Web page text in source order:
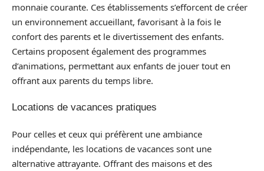
monnaie courante. Ces établissements s’efforcent de créer
un environnement accueillant, favorisant à la fois le
confort des parents et le divertissement des enfants.
Certains proposent également des programmes
d’animations, permettant aux enfants de jouer tout en
offrant aux parents du temps libre.
Locations de vacances pratiques
Pour celles et ceux qui préfèrent une ambiance
indépendante, les locations de vacances sont une
alternative attrayante. Offrant des maisons et des